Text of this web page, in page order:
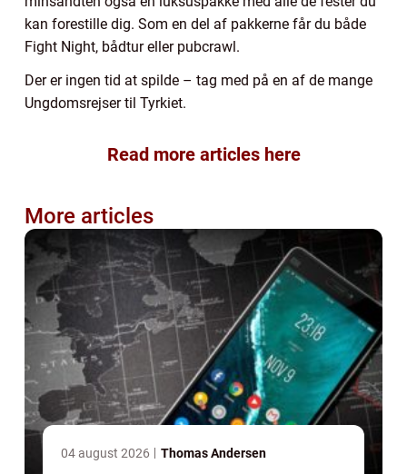
kan forestille dig. Som en del af pakkerne får du både
Fight Night, bådtur eller pubcrawl.
Der er ingen tid at spilde – tag med på en af de mange
Ungdomsrejser til Tyrkiet.
Read more articles here
More articles
04 august 2026 Thomas Andersen